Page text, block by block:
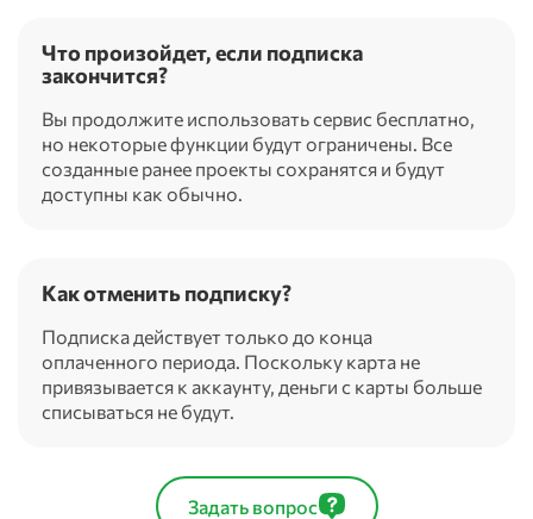
Что произойдет, если подписка
закончится?
Вы продолжите использовать сервис бесплатно,
но некоторые функции будут ограничены. Все
созданные ранее проекты сохранятся и будут
доступны как обычно.
Как отменить подписку?
Подписка действует только до конца
оплаченного периода. Поскольку карта не
привязывается к аккаунту, деньги с карты больше
списываться не будут.
Задать вопрос